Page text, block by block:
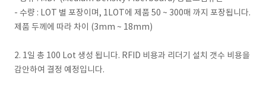
- 수량 : LOT 별 포장이며, 1LOT에 제품 50 ~ 300매 까지 포장됩니다.
제품 두께에 따라 차이 (3mm ~ 18mm)
2. 1일 총 100 Lot 생성 됩니다. RFID 비용과 리더기 설치 갯수 비용을
감안하여 결정 예정입니다.